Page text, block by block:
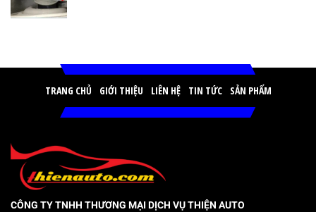
TRANG CHỦ GIỚI THIỆU LIÊN HỆ TIN TỨC SẢN PHẨM
CÔNG TY TNHH THƯƠNG MẠI DỊCH VỤ THIỆN AUTO